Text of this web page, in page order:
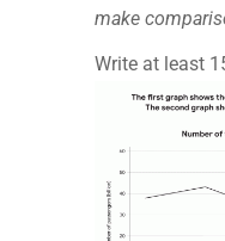
make
Write at least